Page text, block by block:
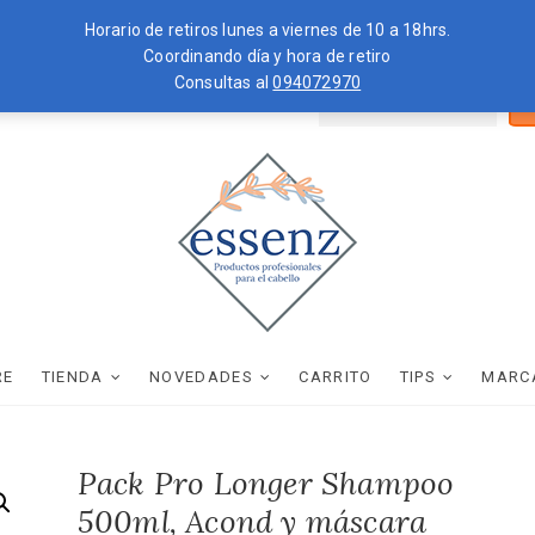
Horario de retiros lunes a viernes de 10 a 18hrs.
Coordinando día y hora de retiro
Consultas al094072970
por:
essenz
TIENDA NOVEDADES CARRITO TIPS
Pack Pro Longer Shampoo
500ml, Acond y máscara